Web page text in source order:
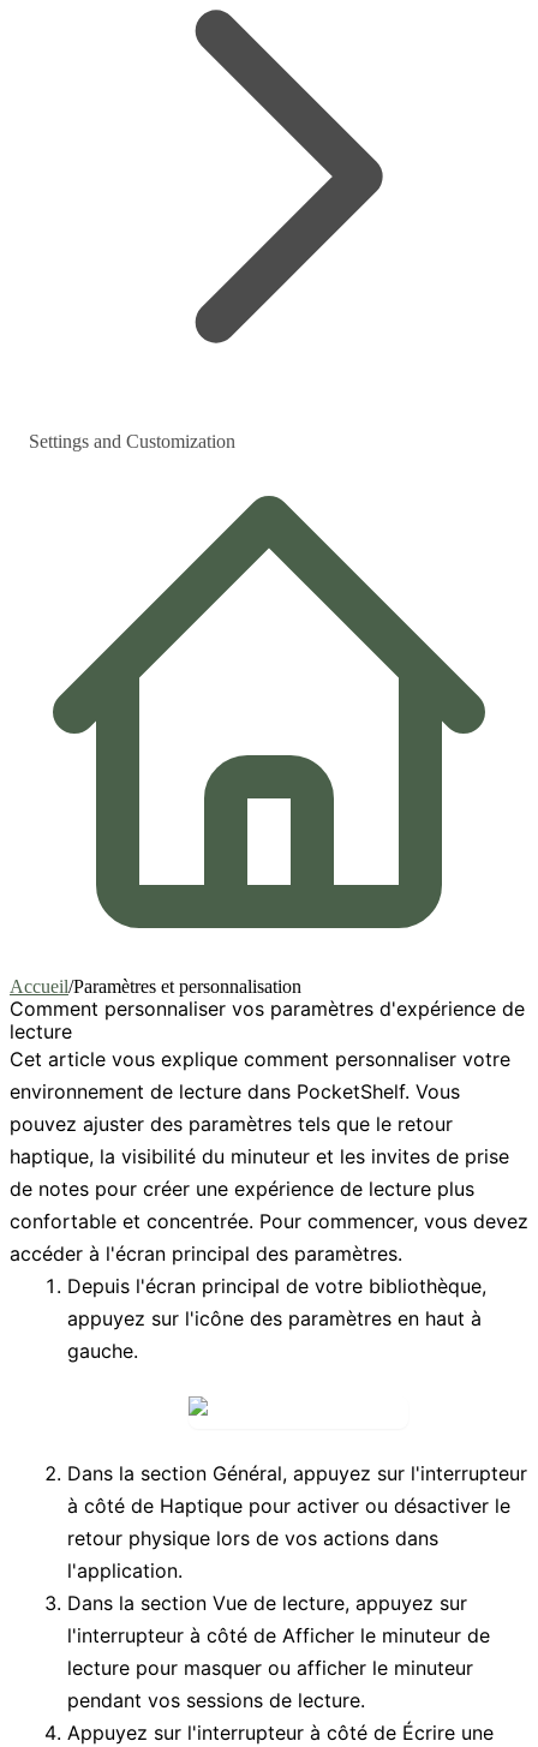
Settings and Customization
Accueil/Paramètres et personnalisation
Comment personnaliser vos paramètres d'expérience de
lecture
Cet article vous explique comment personnaliser votre
environnement de lecture dans PocketShelf. Vous
pouvez ajuster des paramètres tels que le retour
haptique, la visibilité du minuteur et les invites de prise
de notes pour créer une expérience de lecture plus
confortable et concentrée. Pour commencer, vous devez
accéder à l'écran principal des paramètres.
Depuis l'écran principal de votre bibliothèque,
appuyez sur l'icône des paramètres en haut à
gauche.
Dans la section Général, appuyez sur l'interrupteur
à côté de Haptique pour activer ou désactiver le
retour physique lors de vos actions dans
l'application.
Dans la section Vue de lecture, appuyez sur
l'interrupteur à côté de Afficher le minuteur de
lecture pour masquer ou afficher le minuteur
pendant vos sessions de lecture.
Appuyez sur l'interrupteur à côté de Écrire une